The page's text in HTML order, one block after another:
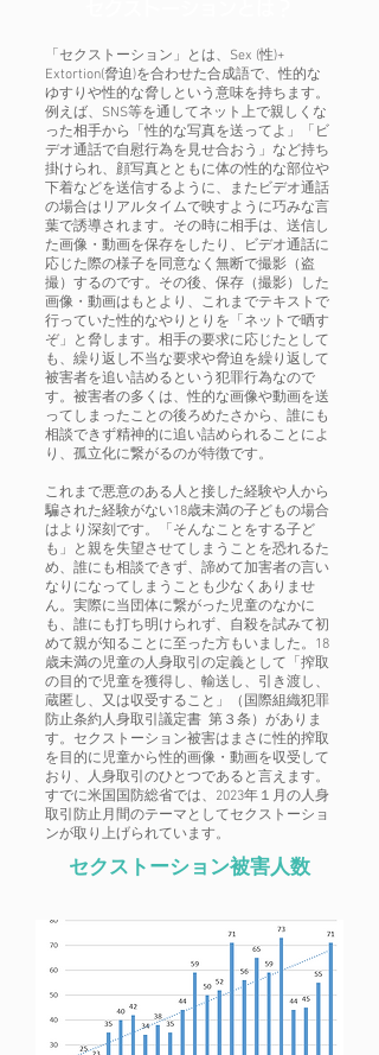
「セクストーション」とは、Sex (性)+
Extortion(脅迫)を合わせた合成語で、性的な
ゆすりや性的な脅しという意味を持ちます。
例えば、SNS等を通してネット上で親しくな
った相手から「性的な写真を送ってよ」「ビ
デオ通話で自慰行為を見せ合おう」など持ち
掛けられ、顔写真とともに体の性的な部位や
下着などを送信するように、またビデオ通話
の場合はリアルタイムで映すように巧みな言
葉で誘導されます。その時に相手は、送信し
た画像・動画を保存をしたり、ビデオ通話に
応じた際の様子を同意なく無断で撮影（盗
撮）するのです。その後、保存（撮影）した
画像・動画はもとより、これまでテキストで
行っていた性的なやりとりを「ネットで晒す
ぞ」と脅します。相手の要求に応じたとして
も、繰り返し不当な要求や脅迫を繰り返して
被害者を追い詰めるという犯罪行為なので
す。被害者の多くは、性的な画像や動画を送
ってしまったことの後ろめたさから、誰にも
相談できず精神的に追い詰められることによ
り、孤立化に繋がるのが特徴です。
これまで悪意のある人と接した経験や人から
騙された経験がない18歳未満の子どもの場合
はより深刻です。「そんなことをする子ど
も」と親を失望させてしまうことを恐れるた
め、誰にも相談できず、諦めて加害者の言い
なりになってしまうことも少なくありませ
ん。実際に当団体に繋がった児童のなかに
も、誰にも打ち明けられず、自殺を試みて初
めて親が知ることに至った方もいました。18
歳未満の児童の人身取引の定義として「搾取
の目的で児童を獲得し、輸送し、引き渡し、
蔵匿し、又は収受すること」（国際組織犯罪
防止条約人身取引議定書 第３条）がありま
す。セクストーション被害はまさに性的搾取
を目的に児童から性的画像・動画を収受して
おり、人身取引のひとつであると言えます。
すでに米国国防総省では、2023年１月の人身
取引防止月間のテーマとしてセクストーショ
ンが取り上げられています。
セクストーション被害人数